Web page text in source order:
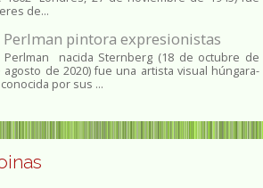
de...
Perlman pintora expresionistas
nacida Sternberg (18 de octubre de
agosto de 2020) fue una artista visual húngara-
por sus ...